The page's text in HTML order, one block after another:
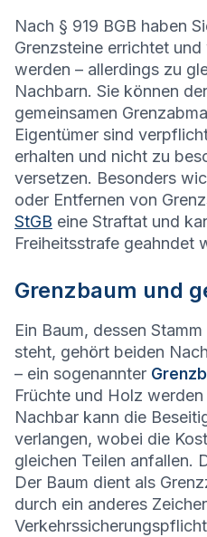
Nach § 919 BGB haben
Grenzsteine errichtet
werden – allerdings zu
Nachbarn. Sie können
gemeinsamen
Eigentümer sind
erhalten und nicht zu
versetzen. Besonders
oder Entfernen von
StGB eine Straftat und
Freiheitsstrafe geahndet
Grenzbaum und
Ein Baum, dessen
steht, gehört beiden
– ein sogenannter
Früchte und Holz
Nachbar kann die
verlangen, wobei die
gleichen Teilen anfallen.
Der Baum dient als
durch ein anderes